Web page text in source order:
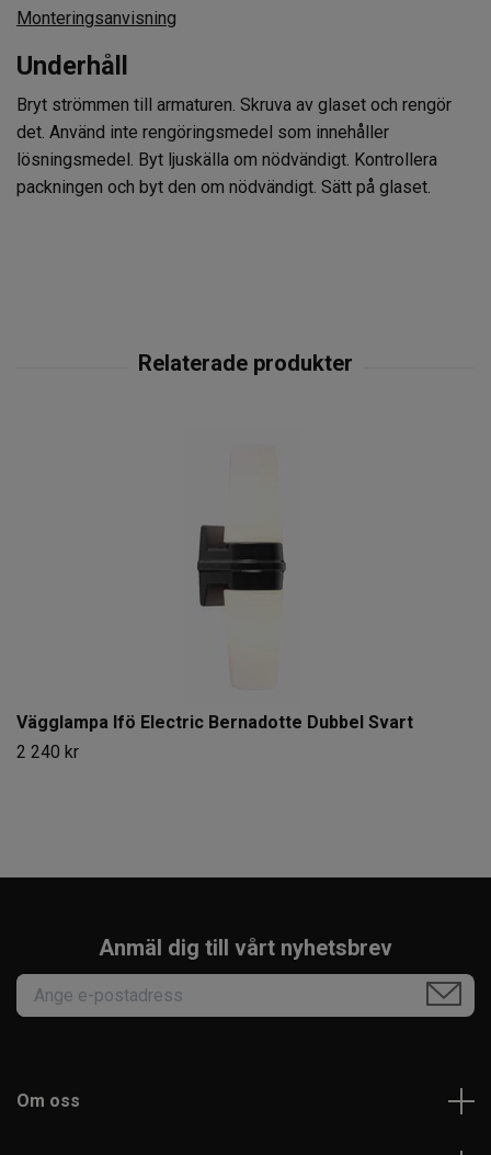
Monteringsanvisning
Underhåll
Bryt strömmen till armaturen. Skruva av glaset och rengör
det. Använd inte rengöringsmedel som innehåller
lösningsmedel. Byt ljuskälla om nödvändigt. Kontrollera
packningen och byt den om nödvändigt. Sätt på glaset.
Vägglampa Ifö Electric Bernadotte Dubbel Svart
2 240 kr
Anmäl dig till vårt nyhetsbrev
Om oss